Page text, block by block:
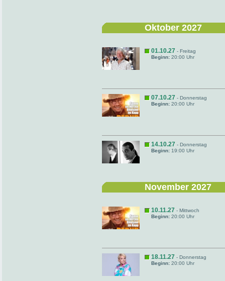
Oktober 2027
01.10.27 - Freitag
Beginn: 20:00 Uhr
07.10.27 - Donnerstag
Beginn: 20:00 Uhr
14.10.27 - Donnerstag
Beginn: 19:00 Uhr
November 2027
10.11.27 - Mittwoch
Beginn: 20:00 Uhr
18.11.27 - Donnerstag
Beginn: 20:00 Uhr